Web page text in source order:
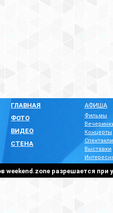
ГЛАВНАЯ
ФОТО
ВИДЕО
СТЕНА
АФИША
Фильмы
Концерты
Спектакли
Выставки
weekend.zone разрешается